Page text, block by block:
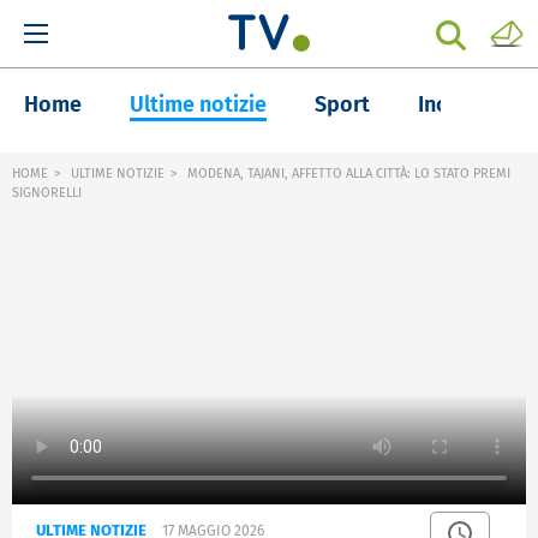
Home Ultime notizie Sport Inchieste
HOME ULTIME NOTIZIE
MODENA, TAJANI, AFFETTO ALLA CITTÀ: LO STATO PREMI
SIGNORELLI
ULTIME NOTIZIE 17 MAGGIO 2026